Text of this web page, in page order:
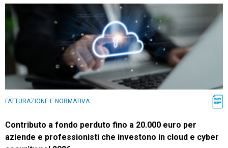
FATTURAZIONE E NORMATIVA
Contributo a fondo perduto fino a 20.000 euro per
aziende e professionisti che investono in cloud e cyber